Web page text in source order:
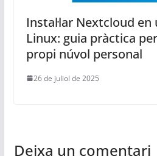
Instal·lar Nextcloud
Linux: guia pràctica
propi núvol personal
26 de juliol de 2025
Deixa un comentari